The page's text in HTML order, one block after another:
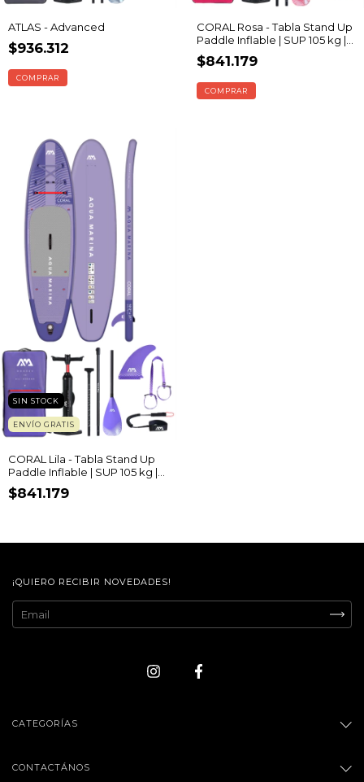
ATLAS - Advanced
$936.312
COMPRAR
CORAL Rosa - Tabla Stand Up
Paddle Inflable | SUP 105 kg |
Advanced
$841.179
COMPRAR
SIN STOCK
ENVÍO GRATIS
CORAL Lila - Tabla Stand Up
Paddle Inflable | SUP 105 kg |
Advanced
$841.179
¡QUIERO RECIBIR NOVEDADES!
CATEGORÍAS
CONTACTÁNOS